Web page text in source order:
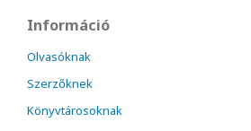
Információ
Olvasóknak
Szerzőknek
Könyvtárosoknak